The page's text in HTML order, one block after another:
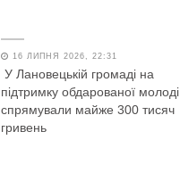
16 ЛИПНЯ 2026, 22:31
У Лановецькій громаді на
підтримку обдарованої молоді
спрямували майже 300 тисяч
гривень